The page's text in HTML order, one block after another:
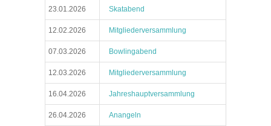
23.01.2026 Skatabend
12.02.2026 Mitgliederversammlung
07.03.2026 Bowlingabend
12.03.2026 Mitgliederversammlung
16.04.2026 Jahreshauptversammlung
26.04.2026 Anangeln